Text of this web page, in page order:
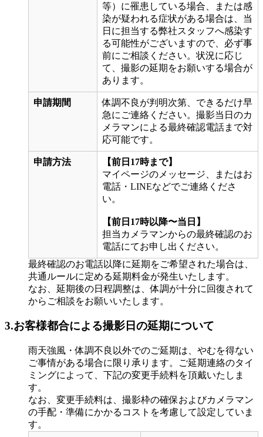
等）に罹患している場合、または感
染が疑われる症状がある場合は、当
日に担当する弊社スタッフへ感染す
る可能性がございますので、必ず事
前にご相談ください。状況に応じ
て、撮影の延期をお願いする場合が
あります。
申請期間
体調不良が判明次第、できるだけ早
急にご連絡ください。撮影当日のカ
メラマンによる最終確認電話まで対
応可能です。
申請方法
【前日17時まで】
マイページのメッセージ、またはお
電話・LINEなどでご連絡くださ
い。
【前日17時以降〜当日】
担当カメラマンからの最終確認のお
電話にてお申し出ください。
最終確認のお電話以降に延期をご希望された場合は、
共通ルールに定める延期料金が発生いたします。
なお、延期後の日程調整は、体調が十分に回復されて
からご相談をお願いいたします。
3.お客様都合による撮影日の延期について
雨天強風・体調不良以外でのご延期は、やむを得ない
ご事情がある場合に限り承ります。ご延期連絡のタイ
ミングによって、下記の変更手続料を頂戴いたしま
す。
なお、変更手続料は、撮影枠の確保およびカメラマン
の手配・準備にかかるコストを考慮して設定していま
す。